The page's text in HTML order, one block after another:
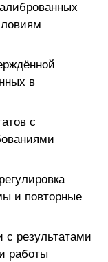
в
с
и повторные
с результатами
работы